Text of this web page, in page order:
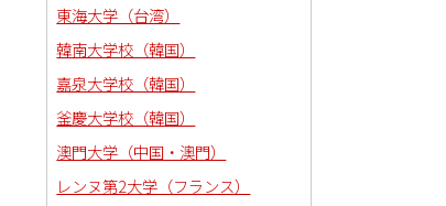
東海大学（台湾）
韓南大学校（韓国）
嘉泉大学校（韓国）
釜慶大学校（韓国）
澳門大学（中国・澳門）
レンヌ第2大学（フランス）